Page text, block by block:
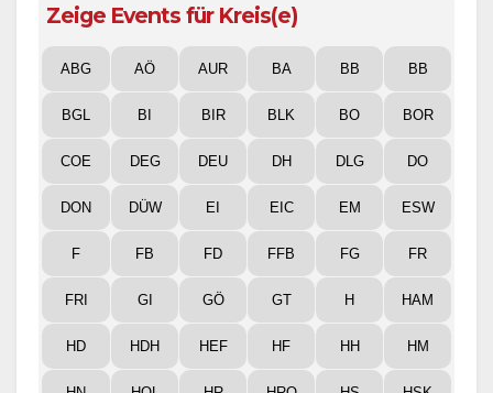
Zeige Events für Kreis(e)
ABG AÖ AUR BA BB BB
BGL BI BIR BLK BO BOR
COE DEG DEU DH DLG DO
DON DÜW EI EIC EM ESW
F FB FD FFB FG FR
FRI GI GÖ GT H HAM
HD HDH HEF HF HH HM